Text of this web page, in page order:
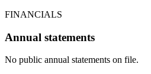
FINANCIALS
Annual statements
No public annual statements on file.